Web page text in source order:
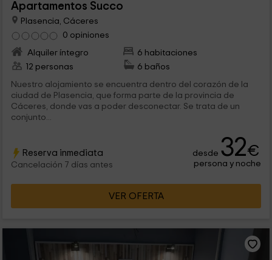
Apartamentos Succo
Plasencia, Cáceres
0 opiniones
Alquiler íntegro
6 habitaciones
12 personas
6 baños
Nuestro alojamiento se encuentra dentro del corazón de la
ciudad de Plasencia, que forma parte de la provincia de
Cáceres, donde vas a poder desconectar. Se trata de un
conjunto...
Reserva inmediata
Cancelación 7 días antes
desde 32€
persona y noche
VER OFERTA